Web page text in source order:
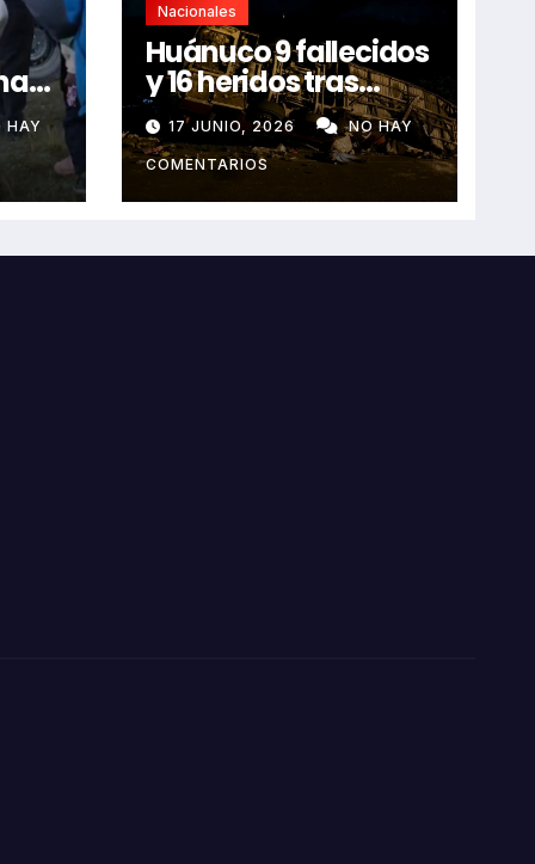
HAY
Nacionales
Huánuco 9 fallecidos
y 16 heridos tras
horroroso despiste
de bus Real Chancas
que impactó contra
vivienda
17 JUNIO, 2026 NO HAY
COMENTARIOS